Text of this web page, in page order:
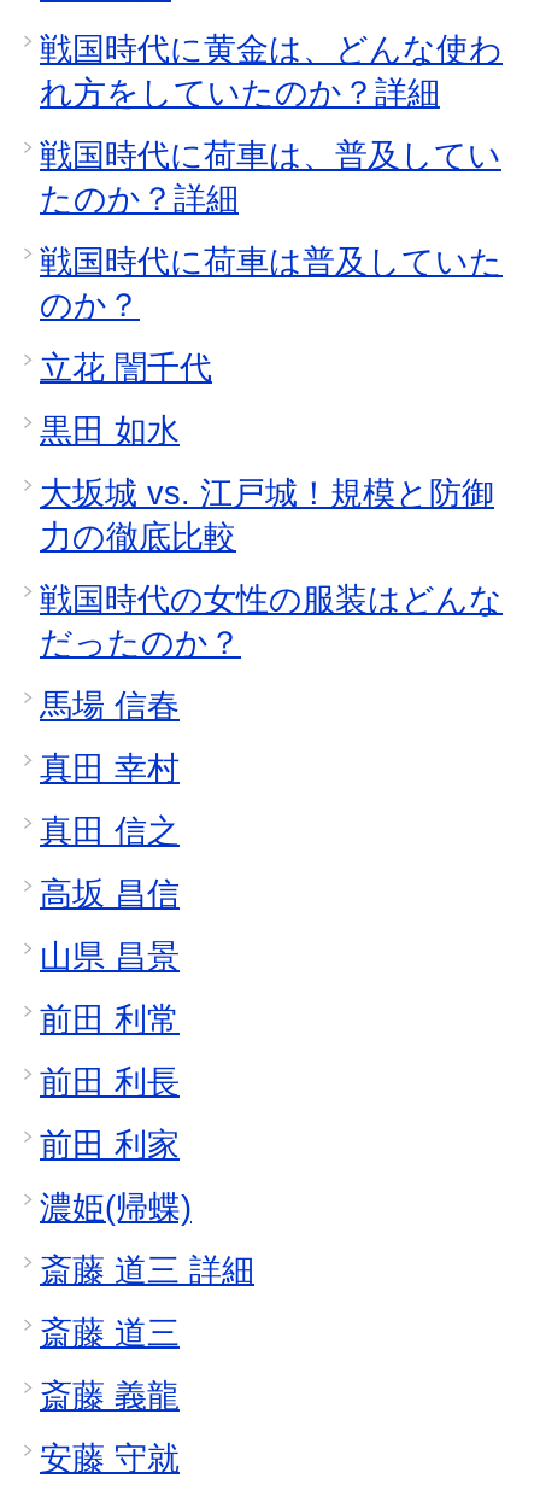
戦国時代に黄金は、どんな使わ
れ方をしていたのか？詳細
戦国時代に荷車は、普及してい
たのか？詳細
戦国時代に荷車は普及していた
のか？
立花 誾千代
黒田 如水
大坂城 vs. 江戸城！規模と防御
力の徹底比較
戦国時代の女性の服装はどんな
だったのか？
馬場 信春
真田 幸村
真田 信之
高坂 昌信
山県 昌景
前田 利常
前田 利長
前田 利家
濃姫(帰蝶)
斎藤 道三 詳細
斎藤 道三
斎藤 義龍
安藤 守就